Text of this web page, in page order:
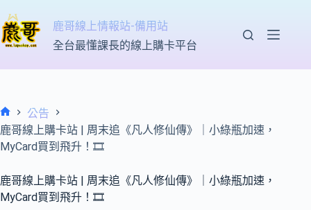
至
主
鹿哥線上情報站-備用站
全台最懂課長的線上購卡平台
首
頁
公告
鹿哥線上購卡站 | 周末追《凡人修仙傳》｜小綠瓶加速，
MyCard買到飛升！ 🎞
鹿哥線上購卡站 | 周末追《凡人修仙傳》｜小綠瓶加速，
MyCard買到飛升！ 🎞